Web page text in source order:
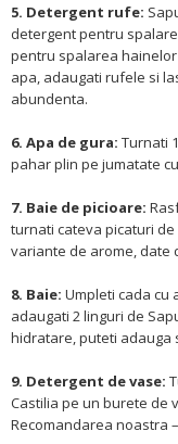
5. Detergent rufe:
detergent pentru
pentru spalarea
apa, adaugati rufele si
abundenta.
6. Apa de gura: Turnati
pahar plin pe jumatate
7. Baie de picioare:
turnati cateva picaturi de
variante de arome, date
8. Baie: Umpleti cada cu
adaugati 2 linguri de
hidratare, puteti adauga
9. Detergent de vase:
Castilia pe un burete de
Recomandarea noastra